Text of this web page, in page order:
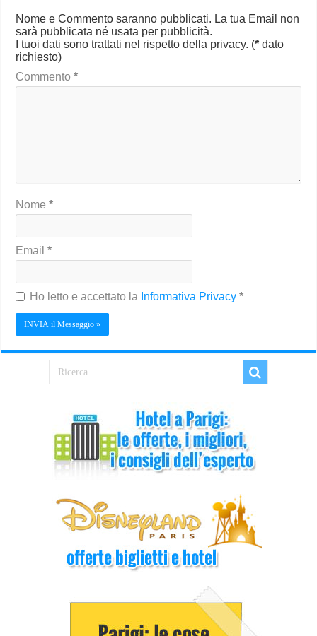
Nome e Commento saranno pubblicati. La tua Email non
sarà pubblicata né usata per pubblicità.
I tuoi dati sono trattati nel rispetto della privacy. (* dato
richiesto)
Commento*
Nome*
Email*
Ho letto e accettato la Informativa Privacy*